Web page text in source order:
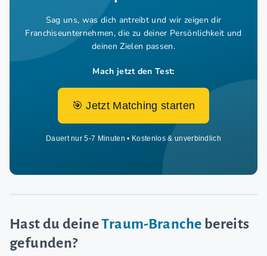
Sag uns, was dich antreibt und wir zeigen dir
Franchiseunternehmen, die zu deiner Persönlichkeit und
deinen Zielen passen.
Mach jetzt den Test:
🎯 Jetzt Matching starten
Dauert nur 5-7 Minuten • Kostenlos & unverbindlich
Hast du deineTraum-Branche bereits
gefunden?